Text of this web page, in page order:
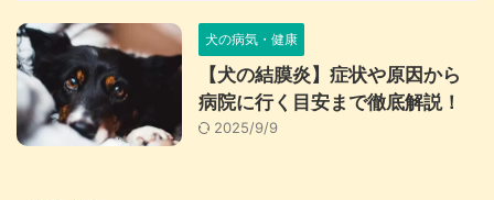
犬の病気・健康
【犬の結膜炎】症状や原因から
病院に行く目安まで徹底解説！
2025/9/9